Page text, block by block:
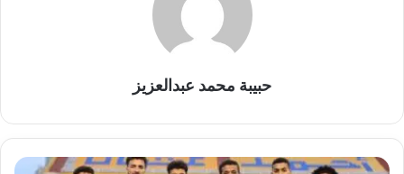
حبيبة محمد عبدالعزيز
هدف